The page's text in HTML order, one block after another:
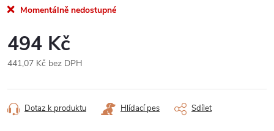
Momentálně nedostupné
494 Kč
441,07 Kč bez DPH
cena:
Dotaz k produktu Hlídací pes Sdílet